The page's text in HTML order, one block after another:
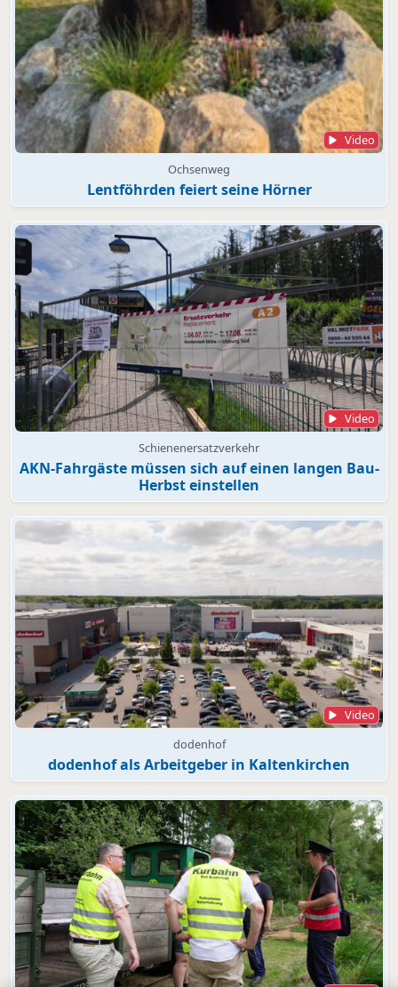
Video
Ochsenweg
Lentföhrden feiert seine Hörner
Video
Schienenersatzverkehr
AKN-Fahrgäste müssen sich auf einen langen Bau-
Herbst einstellen
Video
dodenhof
dodenhof als Arbeitgeber in Kaltenkirchen